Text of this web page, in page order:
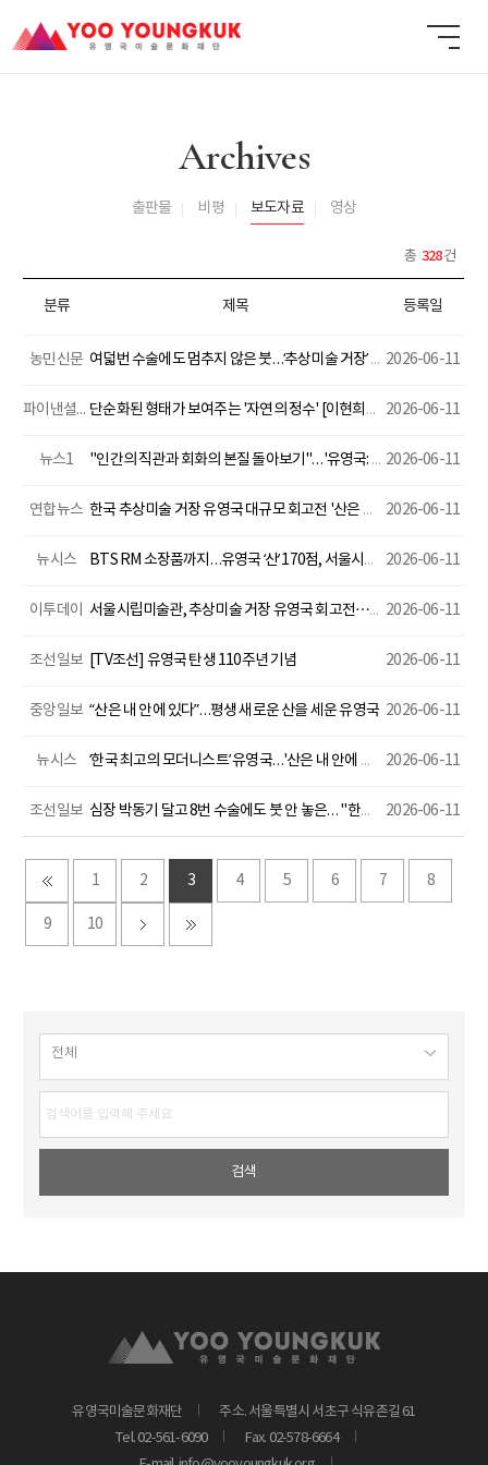
Archives
출판물 비평 보도자료 영상
총 328건
분류 제목 등록일
농민신문 여덟번 수술에도 멈추지 않은 붓…‘추상미술 거장’ 유영국 최대 회고전 열린다 2026-06-11
파이낸셜뉴스 단순화된 형태가 보여주는 '자연의 정수' [이현희의 '아트톡'] 2026-06-11
뉴스1 "인간의 직관과 회화의 본질 돌아보기"…'유영국: 산은 내 안에 있다'전 2026-06-11
연합뉴스 한국 추상미술 거장 유영국 대규모 회고전 '산은 내 안에 있다'(종합) 2026-06-11
뉴시스 BTS RM 소장품까지…유영국 ‘산’ 170점, 서울시립미술관 무료 회고전 2026-06-11
이투데이 서울시립미술관, 추상미술 거장 유영국 회고전⋯'한국 근대 거장' 시리즈 첫 전시 2026-06-11
조선일보 [TV조선] 유영국 탄생 110주년 기념 2026-06-11
중앙일보 “산은 내 안에 있다”…평생 새로운 산을 세운 유영국 2026-06-11
뉴시스 ‘한국 최고의 모더니스트’ 유영국…'산은 내 안에 있다' 2026-06-11
조선일보 심장 박동기 달고 8번 수술에도 붓 안 놓은… "한국 최고의 모더니스트" 2026-06-11
1 2 3 4 5 6 7 8
9 10
유영국미술문화재단
주소. 서울특별시 서초구 식유촌길 61
Tel. 02-561-6090
Fax. 02-578-6664